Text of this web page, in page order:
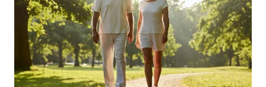
KARO
WN
SIMALUNGUN
WN